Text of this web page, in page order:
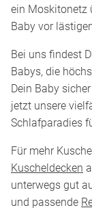
ein Moskitonetz
Baby vor
Bei uns findest
Babys, die
Dein Baby
jetzt unsere
Schlafparadies
Für mehr
Kuscheldecken
unterwegs gut
und passende